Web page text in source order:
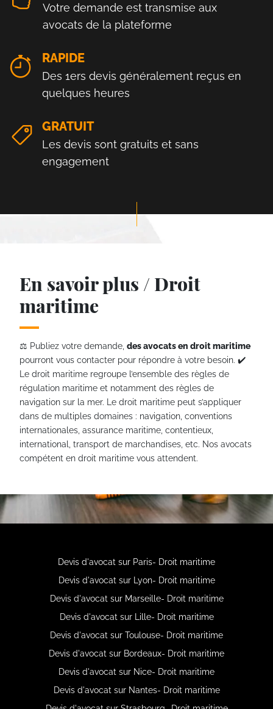
Votre demande est transmise aux
avocats de la plateforme
RAPIDE
Des 1ers devis généralement reçus en
quelques heures
GRATUIT
Les devis sont gratuits et sans
engagement
En savoir plus / Droit
maritime
⚖️ Publiez votre demande, des avocats en droit maritime
pourront vous contacter pour répondre à votre besoin. ✔️
Le droit maritime regroupe l’ensemble des règles de
régulation maritime et notamment des règles de
navigation sur la mer. Le droit maritime peut s’appliquer
dans de multiples domaines : navigation, conventions
internationales, assurance maritime, contentieux,
international, transport de marchandises, etc. Nos avocats
compétent en droit maritime vous attendent.
Devis d'avocat sur Paris- Droit maritime
Devis d'avocat sur Lyon- Droit maritime
Devis d'avocat sur Marseille- Droit maritime
Devis d'avocat sur Lille- Droit maritime
Devis d'avocat sur Toulouse- Droit maritime
Devis d'avocat sur Bordeaux- Droit maritime
Devis d'avocat sur Nice- Droit maritime
Devis d'avocat sur Nantes- Droit maritime